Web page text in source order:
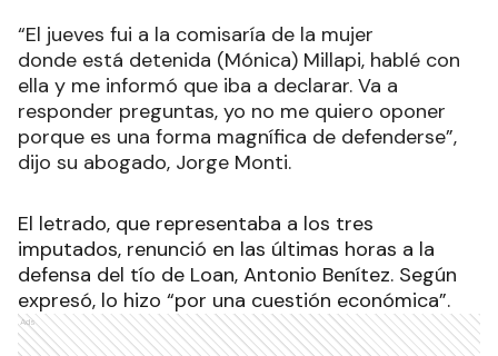
“El jueves fui a la comisaría de la mujer
donde está detenida (Mónica) Millapi, hablé con
ella y me informó que iba a declarar. Va a
responder preguntas, yo no me quiero oponer
porque es una forma magnífica de defenderse”,
dijo su abogado, Jorge Monti.
El letrado, que representaba a los tres
imputados, renunció en las últimas horas a la
defensa del tío de Loan, Antonio Benítez. Según
expresó, lo hizo “por una cuestión económica”.
Ads